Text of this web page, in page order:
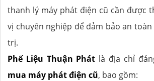
thanh lý máy phát điện cũ cần được
vị chuyên nghiệp để đảm bảo an
trị.
Phế Liệu Thuận Phát là địa chỉ
mua máy phát điện cũ, bao gồm: